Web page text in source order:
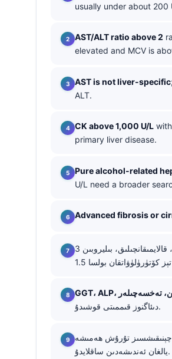
usually under about 200
AST/ALT ratio above 2
elevated and MCV is
AST is not liver-specific
ALT.
CK above 1,000 U/L
primary liver disease.
Pure alcohol-related
U/L need a broader
Advanced fibrosis or
يەلتەڭلىك (جاندىسلىق)، قالايمىقانچىلىق، بىليروبىن 3 mg/dL دىن يۇقىرى، ياكى INR
دىئاگنوز قىممىتى قوشىدۇ.
چارچىتىدىغان چېنىقىشسىز تۇرۇش ھەمىشە
يالغان ئەندىشەدىن ساقلايدۇ.